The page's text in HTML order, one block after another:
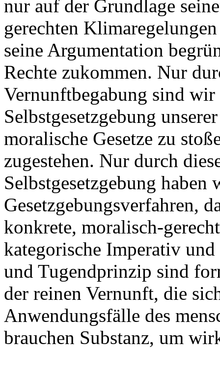
nur auf der Grundlage
gerechten
seine Argumentation
Rechte zukommen. Nur
Vernunftbegabung sind
Selbstgesetzgebung
moralische Gesetze zu
zugestehen. Nur durch
Selbstgesetzgebung
Gesetzgebungsverfahren,
konkrete, moralisch-
kategorische Imperativ und
und Tugendprinzip sind
der reinen Vernunft, die
Anwendungsfälle des
brauchen Substanz, um